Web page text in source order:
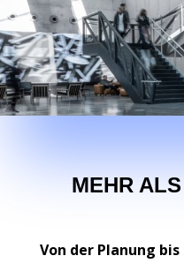
MEHR
Von der Planung